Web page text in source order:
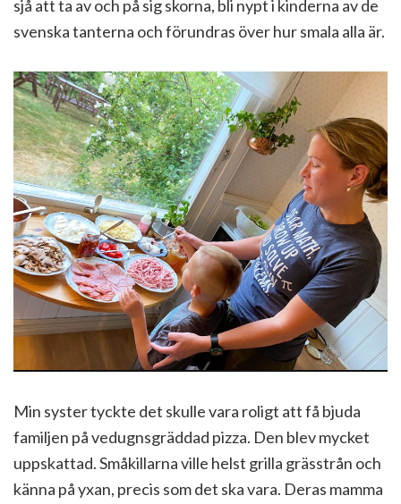
sjå att ta av och på sig skorna, bli nypt i kinderna av de
svenska tanterna och förundras över hur smala alla är.
Min syster tyckte det skulle vara roligt att få bjuda
familjen på vedugnsgräddad pizza. Den blev mycket
uppskattad. Småkillarna ville helst grilla grässtrån och
känna på yxan, precis som det ska vara. Deras mamma